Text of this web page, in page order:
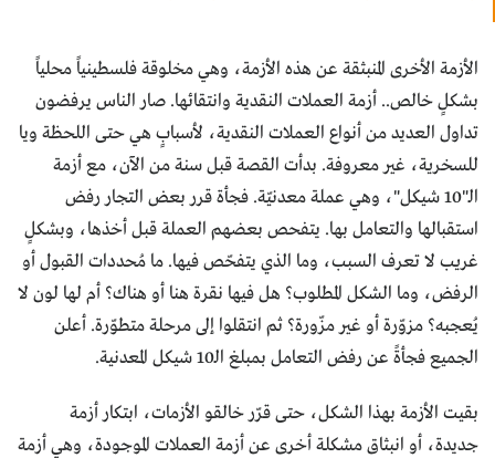
الأزمة الأخرى المنبثقة عن هذه الأزمة، وهي مخلوقة فلسطينياً محلياً
بشكلٍ خالص.. أزمة العملات النقدية وانتقائها. صار الناس يرفضون
تداول العديد من أنواع العملات النقدية، لأسبابٍ هي حتى اللحظة ويا
للسخرية، غير معروفة. بدأت القصة قبل سنة من الآن، مع أزمة
الـ"10 شيكل"، وهي عملة معدنيّة. فجأة قرر بعض التجار رفض
استقبالها والتعامل بها. يتفحص بعضهم العملة قبل أخذها، وبشكلٍ
غريب لا تعرف السبب، وما الذي يتفحّص فيها. ما مُحددات القبول أو
الرفض، وما الشكل المطلوب؟ هل فيها نقرة هنا أو هناك؟ أم لها لون لا
يُعجبه؟ مزوّرة أو غير مزّورة؟ ثم انتقلوا إلى مرحلة متطوّرة. أعلن
الجميع فجأةً عن رفض التعامل بمبلغ الـ10 شيكل المعدنية.
بقيت الأزمة بهذا الشكل، حتى قرّر خالقو الأزمات، ابتكار أزمة
جديدة، أو انبثاق مشكلة أخرى عن أزمة العملات الموجودة، وهي أزمة